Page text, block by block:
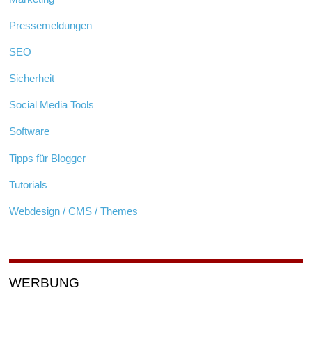
Pressemeldungen
SEO
Sicherheit
Social Media Tools
Software
Tipps für Blogger
Tutorials
Webdesign / CMS / Themes
WERBUNG